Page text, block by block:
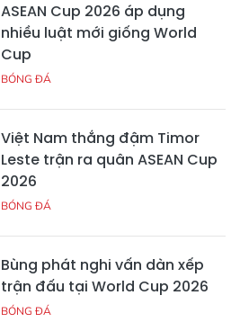
ASEAN Cup 2026 áp dụng
nhiều luật mới giống World
Cup
BÓNG ĐÁ
Việt Nam thắng đậm Timor
Leste trận ra quân ASEAN Cup
2026
BÓNG ĐÁ
Bùng phát nghi vấn dàn xếp
trận đấu tại World Cup 2026
BÓNG ĐÁ